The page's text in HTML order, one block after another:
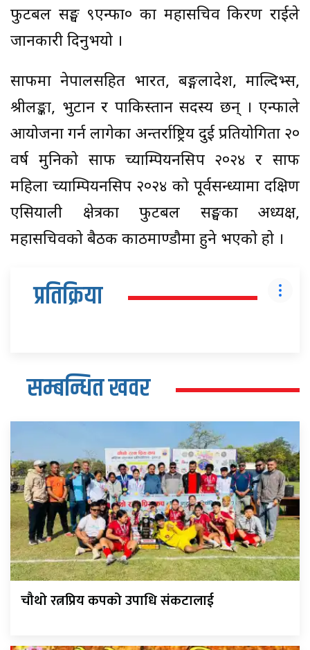
फुटबल सङ्घ ९एन्फा० का महासचिव किरण राईले
जानकारी दिनुभयो ।
साफमा नेपालसहित भारत, बङ्गलादेश, माल्दिभ्स,
श्रीलङ्का, भुटान र पाकिस्तान सदस्य छन् । एन्फाले
आयोजना गर्न लागेका अन्तर्राष्ट्रिय दुई प्रतियोगिता २०
वर्ष मुनिको साफ च्याम्पियनसिप २०२४ र साफ
महिला च्याम्पियनसिप २०२४ को पूर्वसन्ध्यामा दक्षिण
एसियाली क्षेत्रका फुटबल सङ्घका अध्यक्ष,
महासचिवको बैठक काठमाण्डौमा हुने भएको हो ।
प्रतिक्रिया
सम्बन्धित खवर
चौथो रत्नप्रिय कपको उपाधि संकटालाई